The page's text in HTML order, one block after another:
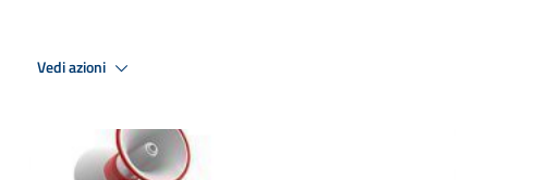
Vedi azioni